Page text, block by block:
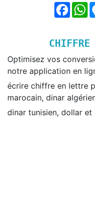
CHIFFRE
Optimisez vos
notre application en
écrire chiffre en lettre
marocain, dinar
dinar tunisien, dollar